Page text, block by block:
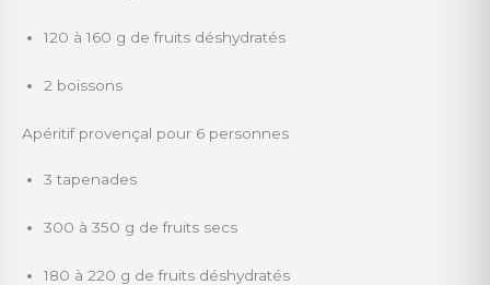
120 à 160 g de fruits déshydratés
2 boissons
Apéritif provençal pour 6 personnes
3 tapenades
300 à 350 g de fruits secs
180 à 220 g de fruits déshydratés